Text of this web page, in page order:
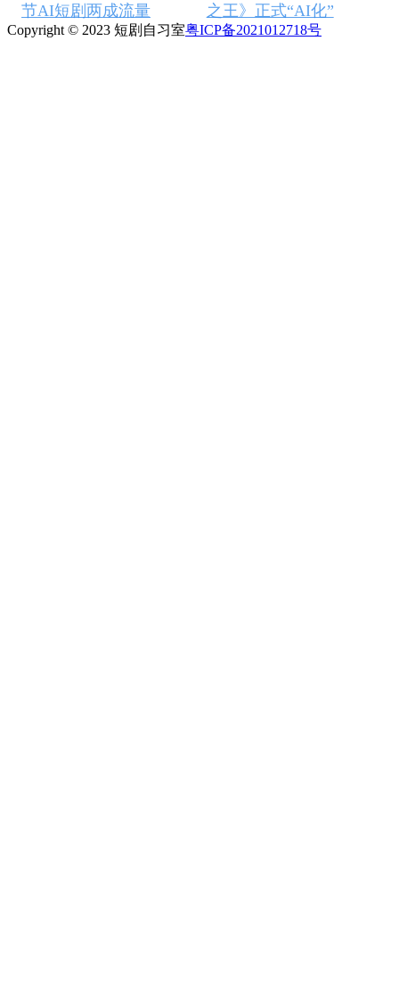
节AI短剧两成流量
之王》正式“AI化”
Copyright © 2023 短剧自习室粤ICP备2021012718号